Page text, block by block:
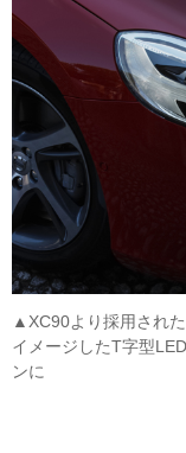
▲XC90より採用され
イメージしたT字型
ンに